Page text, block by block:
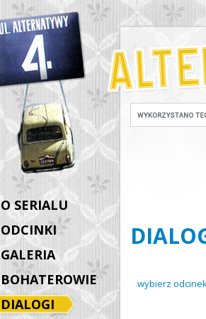
O SERIALU
ODCINKI
GALERIA
BOHATEROWIE
DIALOGI
wybierz